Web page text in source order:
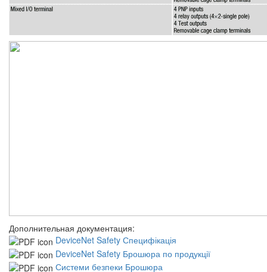
Дополнительная документация:
DeviceNet Safety Специфікація
DeviceNet Safety Брошюра по продукції
Системи безпеки Брошюра